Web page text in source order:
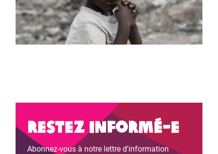
Restez informé-e
Abonnez-vous à notre lettre d'information